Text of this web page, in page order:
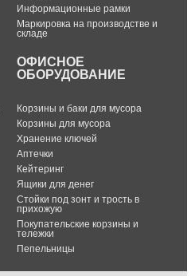
Информационные рамки
Маркировка на производстве и
складе
ОФИСНОЕ
ОБОРУДОВАНИЕ
Корзины и баки для мусора
Корзины для мусора
Хранение ключей
Аптечки
Кейтеринг
Ящики для денег
Стойки под зонт и трость в
прихожую
Покупательские корзины и
тележки
Пепельницы